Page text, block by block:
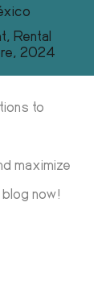
, Rental
2024
to
maximize
now!